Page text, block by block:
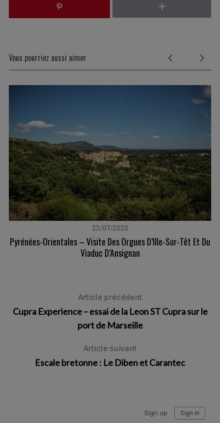
Vous pourriez aussi aimer
23/07/2020
Pyrénées-Orientales – Visite Des Orgues D’Ille-Sur-Têt Et Du
Viaduc D’Ansignan
Article précédent
Cupra Experience – essai de la Leon ST Cupra sur le
port de Marseille
Article suivant
Escale bretonne : Le Diben et Carantec